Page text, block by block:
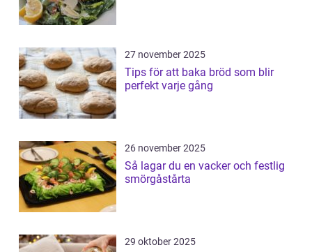
27 november 2025
Tips för att baka bröd som blir
perfekt varje gång
26 november 2025
Så lagar du en vacker och festlig
smörgåstårta
29 oktober 2025